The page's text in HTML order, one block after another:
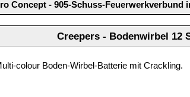
Concept - 905-Schuss-Feuerwerkverbund
Creepers - Bodenwirbel 12
colour Boden-Wirbel-Batterie mit Crackling.